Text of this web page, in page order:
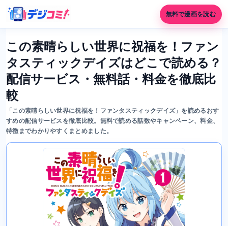
無料で漫画を読む
この素晴らしい世界に祝福を！ファン
タスティックデイズはどこで読める？
配信サービス・無料話・料金を徹底比
較
「この素晴らしい世界に祝福を！ファンタスティックデイズ」を読めるおす
すめの配信サービスを徹底比較。無料で読める話数やキャンペーン、料金、
特徴までわかりやすくまとめました。